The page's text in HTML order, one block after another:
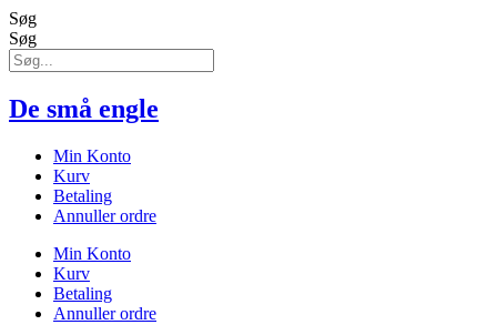
Søg
Søg
De små engle
Min Konto
Kurv
Betaling
Annuller ordre
Min Konto
Kurv
Betaling
Annuller ordre